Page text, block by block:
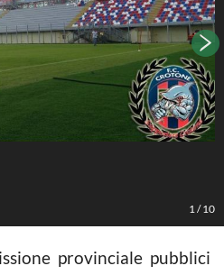
1 /10
provinciale pubblici